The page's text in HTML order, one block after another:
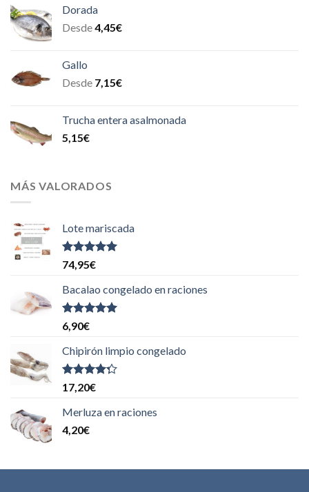
Dorada
Desde4,45€
Gallo
Desde 7,15€
Trucha entera asalmonada
5,15€
MÁS VALORADOS
Lote mariscada
Valorado
con
5
74,95€
Bacalao congelado en raciones
Valorado
con
5
6,90€
Chipirón limpio congelado
Valorado
con
de 5
17,20€
Merluza en raciones
4,20€